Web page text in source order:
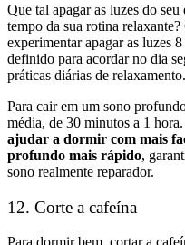
Que tal apagar as luzes do
tempo da sua rotina
experimentar apagar as luzes
definido para acordar no dia
práticas diárias de relaxamento.
Para cair em um sono
média, de 30 minutos a 1 hora.
ajudar a dormir com mais
profundo mais rápido,
sono realmente reparador.
12. Corte a cafeína